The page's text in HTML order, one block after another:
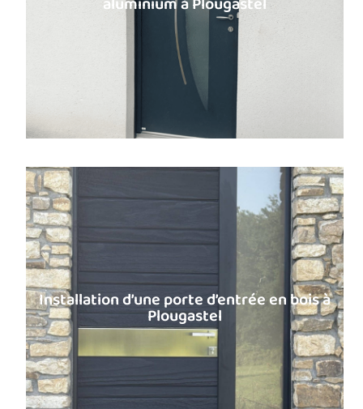
Installation d’une porte d’entrée en bois à
Plougastel